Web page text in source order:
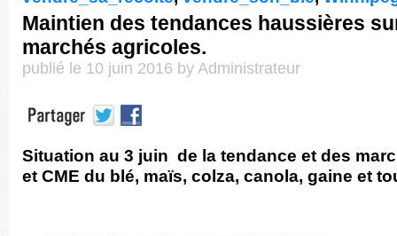
Maintien des tendances haussières
marchés agricoles.
publié le 10 juin 2016 by Administrateur
Situation au 3 juin de la tendance et des
et CME du blé, maïs, colza, canola, gaine et